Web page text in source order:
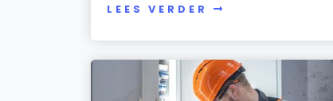
LEES VERDER